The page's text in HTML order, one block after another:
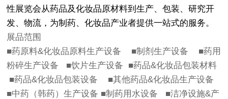
性展览会从药品及化妆品原材料到生产、包装、研究开
发、物流，为制药、化妆品产业者提供一站式的服务。
展品范围
■药原料&化妆品原料生产设备 ■制剂生产设备 ■药用
粉碎生产设备 ■饮片生产设备 ■药品&化妆品包装材料
■药品&化妆品包装设备 ■其他药品&化妆品生产设备
■中药（韩药）生产设备 ■制药用水设备 ■洁净设施&产